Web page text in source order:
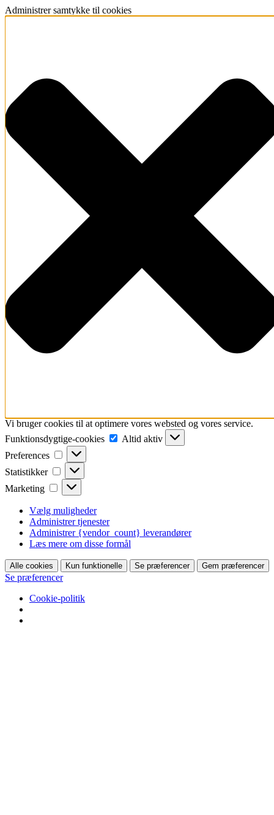
Administrer samtykke til cookies
Vi bruger cookies til at optimere vores websted og vores service.
Funktionsdygtige-cookies
Funktionsdygtige-
cookies
Altid aktiv
Preferences
Preferences
Statistikker Statistikker
Marketing Marketing
Vælg muligheder
Administrer tjenester
Administrer {vendor_count} leverandører
Læs mere om disse formål
Alle cookies Kun funktionelle Se præferencer Gem præferencer
Se præferencer
Cookie-politik